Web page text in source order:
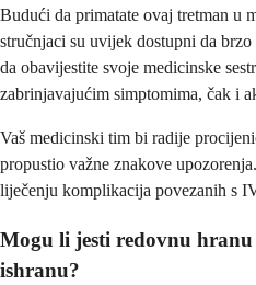
Budući da primatate ovaj tretman u
stručnjaci su uvijek dostupni da
da obavijestite svoje medicinske
zabrinjavajućim simptomima, čak i
Vaš medicinski tim bi radije
propustio važne znakove
liječenju komplikacija povezanih s
Mogu li jesti redovnu
ishranu?